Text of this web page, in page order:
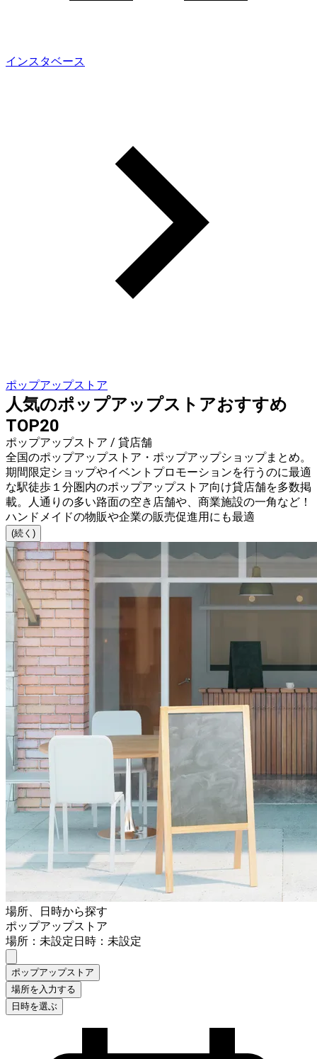
インスタベース
ポップアップストア
人気のポップアップストアおすすめ
TOP20
ポップアップストア / 貸店舗
全国のポップアップストア・ポップアップショップまとめ。
期間限定ショップやイベントプロモーションを行うのに最適
な駅徒歩１分圏内のポップアップストア向け貸店舗を多数掲
載。人通りの多い路面の空き店舗や、商業施設の一角など！
ハンドメイドの物販や企業の販売促進用にも最適
(続く)
場所、日時から探す
ポップアップストア
場所：未設定日時：未設定
ポップアップストア
場所を入力する
日時を選ぶ